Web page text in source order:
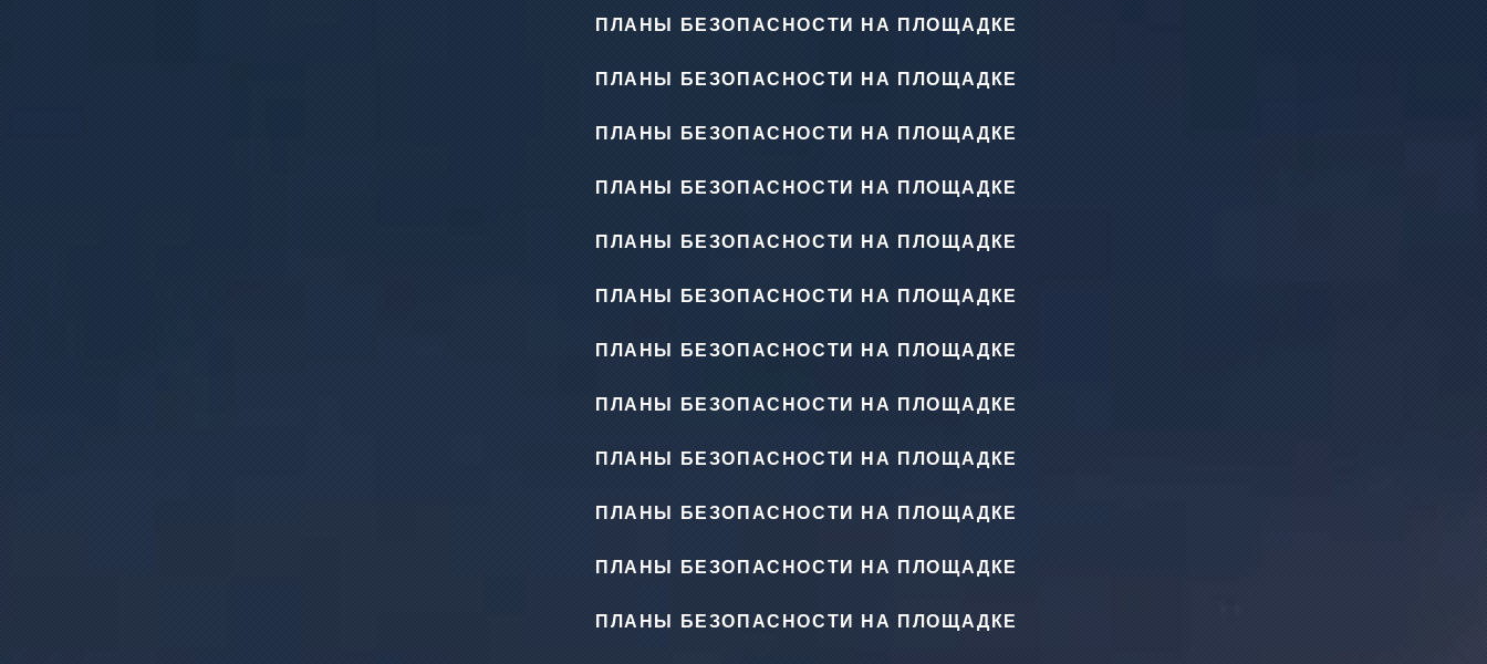
ПЛАНЫ БЕЗОПАСНОСТИ НА ПЛОЩАДКЕ
ПЛАНЫ БЕЗОПАСНОСТИ НА ПЛОЩАДКЕ
ПЛАНЫ БЕЗОПАСНОСТИ НА ПЛОЩАДКЕ
ПЛАНЫ БЕЗОПАСНОСТИ НА ПЛОЩАДКЕ
ПЛАНЫ БЕЗОПАСНОСТИ НА ПЛОЩАДКЕ
ПЛАНЫ БЕЗОПАСНОСТИ НА ПЛОЩАДКЕ
ПЛАНЫ БЕЗОПАСНОСТИ НА ПЛОЩАДКЕ
ПЛАНЫ БЕЗОПАСНОСТИ НА ПЛОЩАДКЕ
ПЛАНЫ БЕЗОПАСНОСТИ НА ПЛОЩАДКЕ
ПЛАНЫ БЕЗОПАСНОСТИ НА ПЛОЩАДКЕ
ПЛАНЫ БЕЗОПАСНОСТИ НА ПЛОЩАДКЕ
ПЛАНЫ БЕЗОПАСНОСТИ НА ПЛОЩАДКЕ